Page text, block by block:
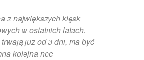
z największych klęsk
w ostatnich latach.
już od 3 dni, ma być
kolejna noc